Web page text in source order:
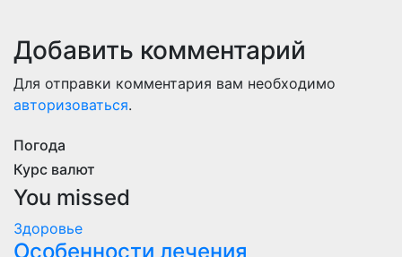
Добавить комментарий
Для отправки комментария вам необходимо
авторизоваться.
Погода
Курс валют
You missed
Здоровье
Особенности лечения